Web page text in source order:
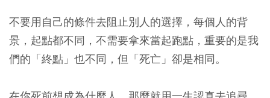
不要用自己的條件去阻止別人的選擇，每個人的背
景，起點都不同，不需要拿來當起跑點，重要的是我
們的「終點」也不同，但「死亡」卻是相同。